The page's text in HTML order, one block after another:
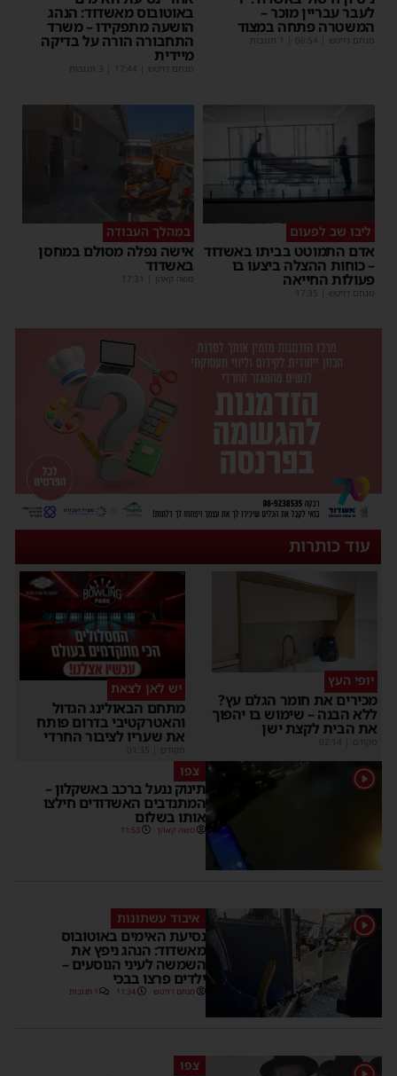
לעבר עבריין מוכר –
המשטרה פתחה במצוד
מנחם דויטש 06:54
באוטובוס מאשדוד: הנהג
הושעה מתפקידו – משרד
התחבורה הורה על בדיקה
מיידית
מנחם דויטש 17:44
ליבו שב לפעום
אדם התמוטט בביתו באשדוד
– כוחות ההצלה ביצעו בו
פעולות החייאה
מנחם דויטש 17:35
במהלך העבודה
אישה נפלה מסולם במחסן
באשדוד
משה קאהן 17:31
עוד כותרות
יופי העץ
מכירים את חומר הגלם עץ?
ללא הבנה – שימוש בו יהפוך
את הבית לקצת ישן
מקודם
יש לאן לצאת
מתחם הבאולינג הגדול
והאטרקטיבי בדרום פותח
את שעריו לציבור החרדי
מקודם
1 צפו
תינוק ננעל ברכב באשקלון –
המתנדבים האשדודים חילצו
אותו בשלום
משה קאהן 11:53
1 איבוד עשתונות
נסיעת האימים באוטובוס
מאשדוד: הנהג ניפץ את
השמשה לעיני הנוסעים –
ילדים פרצו בבכי
מנחם דויטש 11:34 1 תגובות
1 צפו